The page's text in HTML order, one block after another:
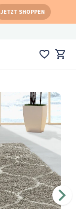
JETZT SHOPPEN